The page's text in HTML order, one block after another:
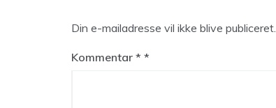
Din e-mailadresse vil ikke blive publiceret.
Kommentar *